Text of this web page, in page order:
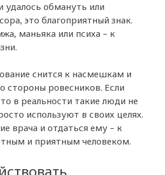
удалось обмануть или
это благоприятный знак.
маньяка или психа – к
снится к насмешкам и
стороны ровесников. Если
в реальности такие люди не
используют в своих целях.
врача и отдаться ему – к
и приятным человеком.